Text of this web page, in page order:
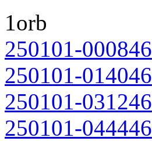
1orb
250101-000846
250101-014046
250101-031246
250101-044446